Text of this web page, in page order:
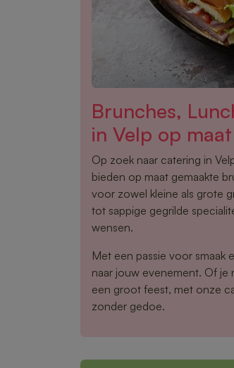
Brunches,
in Velp op maat
Op zoek naar catering in
bieden op maat gemaakte
voor zowel kleine als grote
tot sappige gegrilde
wensen.
Met een passie voor smaak
naar jouw evenement. Of
een groot feest, met onze
zonder gedoe.